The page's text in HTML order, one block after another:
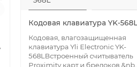
Кодовая клавиатура YK-568L
Кодовая, влагозащищенная
клавиатура Yli Electronic YK-
568LВстроенный считыватель
Proximity карт и брелоков,&nb..